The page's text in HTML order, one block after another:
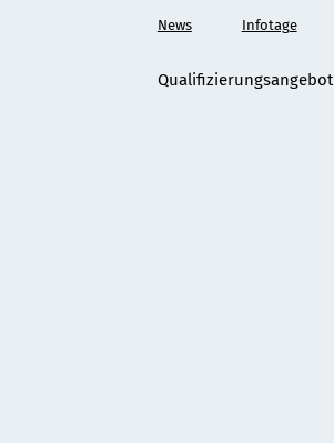
News Infotage
Qualifizierungsangebot